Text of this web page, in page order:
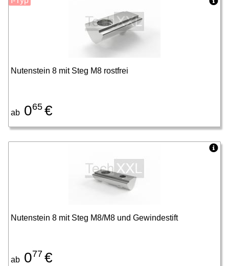
Nutenstein 8 mit Steg M8 rostfrei
ab 065 €
Nutenstein 8 mit Steg M8/M8 und Gewindestift
ab 077 €